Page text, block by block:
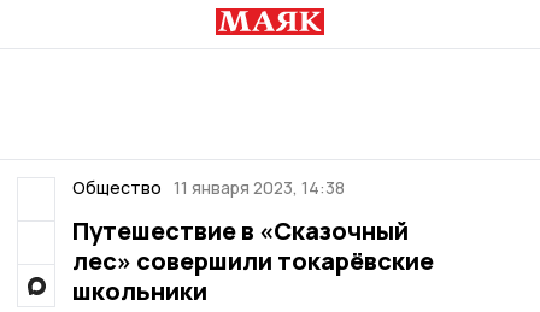
Общество 11 января 2023, 14:38
Путешествие в «Сказочный
лес» совершили токарёвские
школьники